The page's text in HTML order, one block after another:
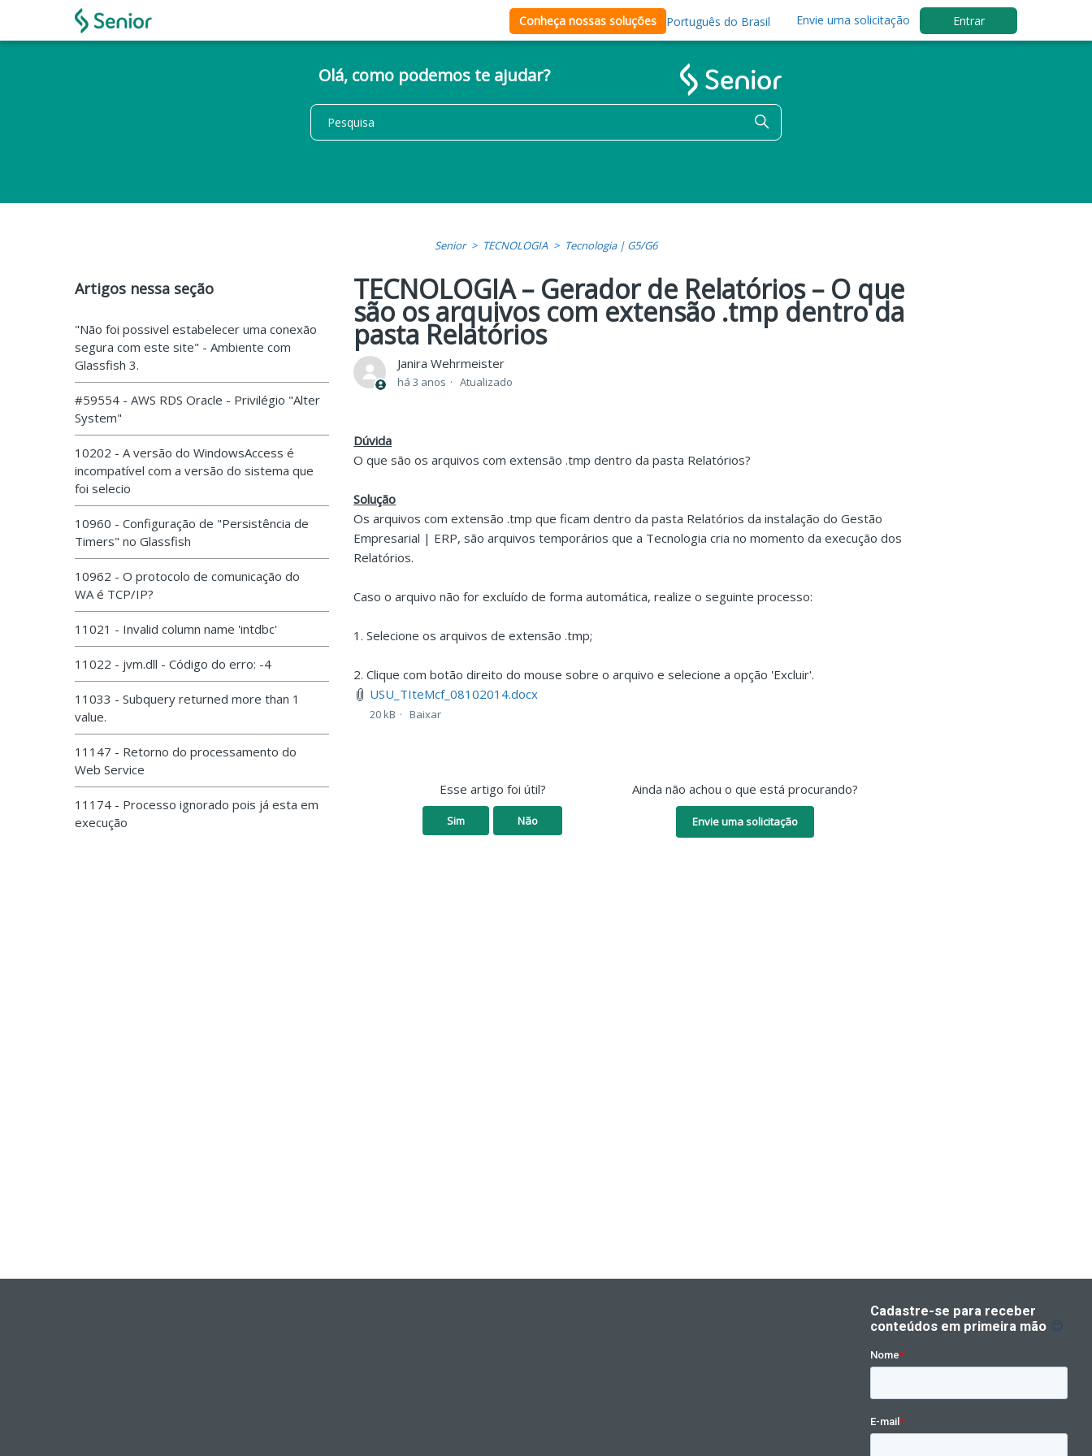
Conheça nossas soluções Português do Brasil Envie uma solicitação Entrar
Olá, como podemos te ajudar?
Senior TECNOLOGIA Tecnologia | G5/G6
Artigos nessa seção
"Não foi possivel estabelecer uma conexão
segura com este site" - Ambiente com
Glassfish 3.
#59554 - AWS RDS Oracle - Privilégio "Alter
System"
10202 - A versão do WindowsAccess é
incompatível com a versão do sistema que
foi selecio
10960 - Configuração de "Persistência de
Timers" no Glassfish
10962 - O protocolo de comunicação do
WA é TCP/IP?
11021 - Invalid column name 'intdbc'
11022 - jvm.dll - Código do erro: -4
11033 - Subquery returned more than 1
value.
11147 - Retorno do processamento do
Web Service
11174 - Processo ignorado pois já esta em
execução
TECNOLOGIA – Gerador de Relatórios – O que
são os arquivos com extensão .tmp dentro da
pasta Relatórios
Janira Wehrmeister
há 3 anos Atualizado
Dúvida
O que são os arquivos com extensão .tmp dentro da pasta Relatórios?
Solução
Os arquivos com extensão .tmp que ficam dentro da pasta Relatórios da instalação do Gestão
Empresarial | ERP, são arquivos temporários que a Tecnologia cria no momento da execução dos
Relatórios.
Caso o arquivo não for excluído de forma automática, realize o seguinte processo:
1. Selecione os arquivos de extensão .tmp;
2. Clique com botão direito do mouse sobre o arquivo e selecione a opção 'Excluir'.
USU_TIteMcf_08102014.docx
20 kB Baixar
Esse artigo foi útil?
Sim Não
Ainda não achou o que está procurando?
Envie uma solicitação